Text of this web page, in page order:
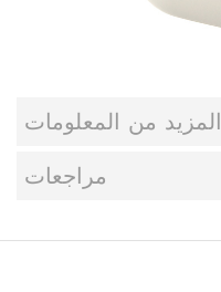
المزيد من المعلومات
مراجعات